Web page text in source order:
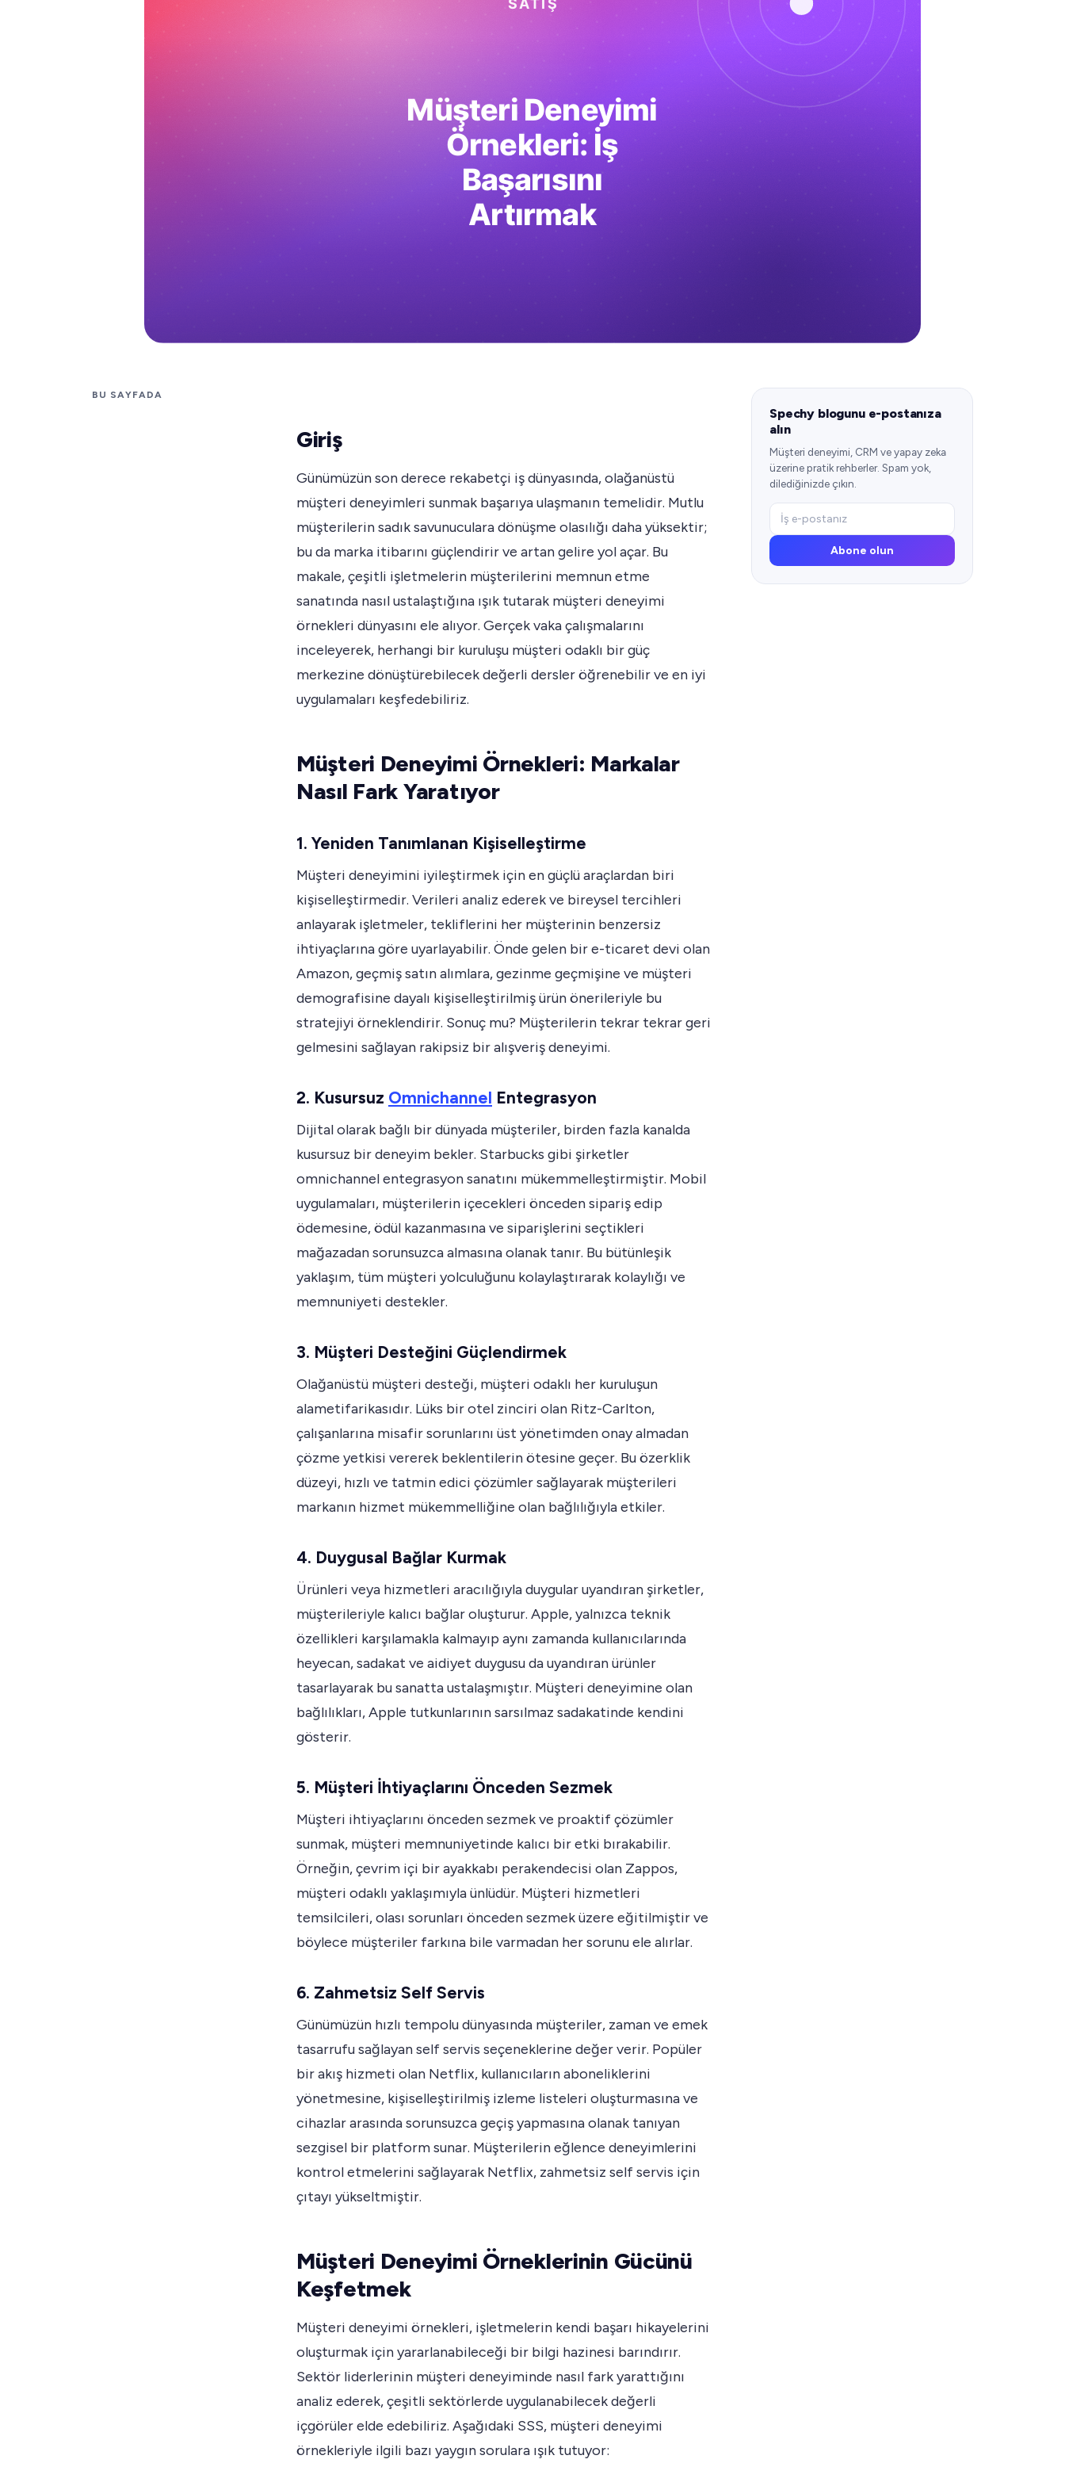
BU SAYFADA
Giriş
Günümüzün son derece rekabetçi iş dünyasında, olağanüstü
müşteri deneyimleri sunmak başarıya ulaşmanın temelidir. Mutlu
müşterilerin sadık savunuculara dönüşme olasılığı daha yüksektir;
bu da marka itibarını güçlendirir ve artan gelire yol açar. Bu
makale, çeşitli işletmelerin müşterilerini memnun etme
sanatında nasıl ustalaştığına ışık tutarak müşteri deneyimi
örnekleri dünyasını ele alıyor. Gerçek vaka çalışmalarını
inceleyerek, herhangi bir kuruluşu müşteri odaklı bir güç
merkezine dönüştürebilecek değerli dersler öğrenebilir ve en iyi
uygulamaları keşfedebiliriz.
Müşteri Deneyimi Örnekleri: Markalar
Nasıl Fark Yaratıyor
1. Yeniden Tanımlanan Kişiselleştirme
Müşteri deneyimini iyileştirmek için en güçlü araçlardan biri
kişiselleştirmedir. Verileri analiz ederek ve bireysel tercihleri
anlayarak işletmeler, tekliflerini her müşterinin benzersiz
ihtiyaçlarına göre uyarlayabilir. Önde gelen bir e-ticaret devi olan
Amazon, geçmiş satın alımlara, gezinme geçmişine ve müşteri
demografisine dayalı kişiselleştirilmiş ürün önerileriyle bu
stratejiyi örneklendirir. Sonuç mu? Müşterilerin tekrar tekrar geri
gelmesini sağlayan rakipsiz bir alışveriş deneyimi.
2. Kusursuz Omnichannel Entegrasyon
Dijital olarak bağlı bir dünyada müşteriler, birden fazla kanalda
kusursuz bir deneyim bekler. Starbucks gibi şirketler
omnichannel entegrasyon sanatını mükemmelleştirmiştir. Mobil
uygulamaları, müşterilerin içecekleri önceden sipariş edip
ödemesine, ödül kazanmasına ve siparişlerini seçtikleri
mağazadan sorunsuzca almasına olanak tanır. Bu bütünleşik
yaklaşım, tüm müşteri yolculuğunu kolaylaştırarak kolaylığı ve
memnuniyeti destekler.
3. Müşteri Desteğini Güçlendirmek
Olağanüstü müşteri desteği, müşteri odaklı her kuruluşun
alametifarikasıdır. Lüks bir otel zinciri olan Ritz-Carlton,
çalışanlarına misafir sorunlarını üst yönetimden onay almadan
çözme yetkisi vererek beklentilerin ötesine geçer. Bu özerklik
düzeyi, hızlı ve tatmin edici çözümler sağlayarak müşterileri
markanın hizmet mükemmelliğine olan bağlılığıyla etkiler.
4. Duygusal Bağlar Kurmak
Ürünleri veya hizmetleri aracılığıyla duygular uyandıran şirketler,
müşterileriyle kalıcı bağlar oluşturur. Apple, yalnızca teknik
özellikleri karşılamakla kalmayıp aynı zamanda kullanıcılarında
heyecan, sadakat ve aidiyet duygusu da uyandıran ürünler
tasarlayarak bu sanatta ustalaşmıştır. Müşteri deneyimine olan
bağlılıkları, Apple tutkunlarının sarsılmaz sadakatinde kendini
gösterir.
5. Müşteri İhtiyaçlarını Önceden Sezmek
Müşteri ihtiyaçlarını önceden sezmek ve proaktif çözümler
sunmak, müşteri memnuniyetinde kalıcı bir etki bırakabilir.
Örneğin, çevrim içi bir ayakkabı perakendecisi olan Zappos,
müşteri odaklı yaklaşımıyla ünlüdür. Müşteri hizmetleri
temsilcileri, olası sorunları önceden sezmek üzere eğitilmiştir ve
böylece müşteriler farkına bile varmadan her sorunu ele alırlar.
6. Zahmetsiz Self Servis
Günümüzün hızlı tempolu dünyasında müşteriler, zaman ve emek
tasarrufu sağlayan self servis seçeneklerine değer verir. Popüler
bir akış hizmeti olan Netflix, kullanıcıların aboneliklerini
yönetmesine, kişiselleştirilmiş izleme listeleri oluşturmasına ve
cihazlar arasında sorunsuzca geçiş yapmasına olanak tanıyan
sezgisel bir platform sunar. Müşterilerin eğlence deneyimlerini
kontrol etmelerini sağlayarak Netflix, zahmetsiz self servis için
çıtayı yükseltmiştir.
Müşteri Deneyimi Örneklerinin Gücünü
Keşfetmek
Müşteri deneyimi örnekleri, işletmelerin kendi başarı hikayelerini
oluşturmak için yararlanabileceği bir bilgi hazinesi barındırır.
Sektör liderlerinin müşteri deneyiminde nasıl fark yarattığını
analiz ederek, çeşitli sektörlerde uygulanabilecek değerli
içgörüler elde edebiliriz. Aşağıdaki SSS, müşteri deneyimi
örnekleriyle ilgili bazı yaygın sorulara ışık tutuyor:
Spechy blogunu e-postanıza
alın
Müşteri deneyimi, CRM ve yapay zeka
üzerine pratik rehberler. Spam yok,
dilediğinizde çıkın.
Abone olun